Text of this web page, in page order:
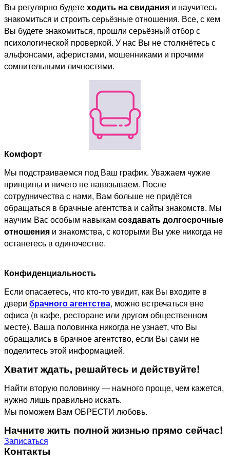
Вы регулярно будетеходить на свидания и научитесь
знакомиться и строить серьёзные отношения. Все, с кем
Вы будете знакомиться, прошли серьёзный отбор с
психологической проверкой. У нас Вы не столкнётесь с
альфонсами, аферистами, мошенниками и прочими
сомнительными личностями.
Комфорт
Мы подстраиваемся под Ваш график. Уважаем чужие
принципы и ничего не навязываем. После
сотрудничества с нами, Вам больше не придётся
обращаться в брачные агентства и сайты знакомств. Мы
научим Вас особым навыкам создавать долгосрочные
отношения и знакомства, с которыми Вы уже никогда не
останетесь в одиночестве.
Конфиденциальность
Если опасаетесь, что кто-то увидит, как Вы входите в
двери брачного агентства, можно встречаться вне
офиса (в кафе, ресторане или другом общественном
месте). Ваша половинка никогда не узнает, что Вы
обращались в брачное агентство, если Вы сами не
поделитесь этой информацией.
Хватит ждать, решайтесь и действуйте!
Найти вторую половинку — намного проще, чем кажется,
нужно лишь правильно искать.
Мы поможем Вам ОБРЕСТИ любовь.
Начните жить полной жизнью прямо сейчас!
Записаться
Контакты